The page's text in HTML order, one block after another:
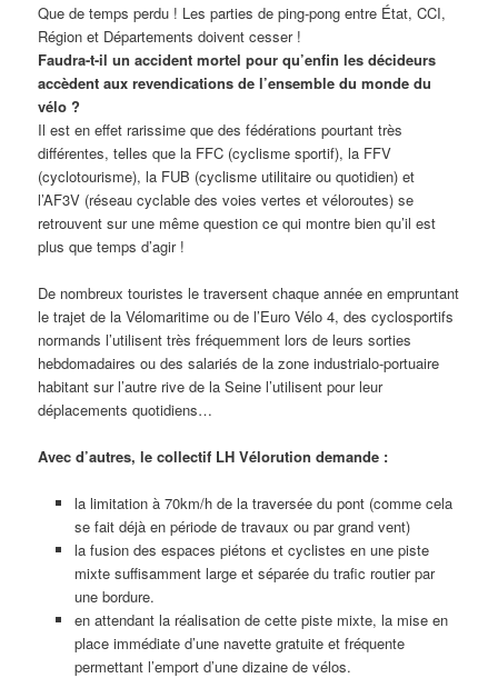
Que de temps perdu ! Les parties de ping-pong entre État, CCI,
Région et Départements doivent cesser !
Faudra-t-il un accident mortel pour qu’enfin les décideurs
accèdent aux revendications de l’ensemble du monde du
vélo ?
Il est en effet rarissime que des fédérations pourtant très
différentes, telles que la FFC (cyclisme sportif), la FFV
(cyclotourisme), la FUB (cyclisme utilitaire ou quotidien) et
l’AF3V (réseau cyclable des voies vertes et véloroutes) se
retrouvent sur une même question ce qui montre bien qu’il est
plus que temps d’agir !
De nombreux touristes le traversent chaque année en empruntant
le trajet de la Vélomaritime ou de l’Euro Vélo 4, des cyclosportifs
normands l’utilisent très fréquemment lors de leurs sorties
hebdomadaires ou des salariés de la zone industrialo-portuaire
habitant sur l’autre rive de la Seine l’utilisent pour leur
déplacements quotidiens…
Avec d’autres, le collectif LH Vélorution demande :
la limitation à 70km/h de la traversée du pont (comme cela
se fait déjà en période de travaux ou par grand vent)
la fusion des espaces piétons et cyclistes en une piste
mixte suffisamment large et séparée du trafic routier par
une bordure.
en attendant la réalisation de cette piste mixte, la mise en
place immédiate d’une navette gratuite et fréquente
permettant l’emport d’une dizaine de vélos.